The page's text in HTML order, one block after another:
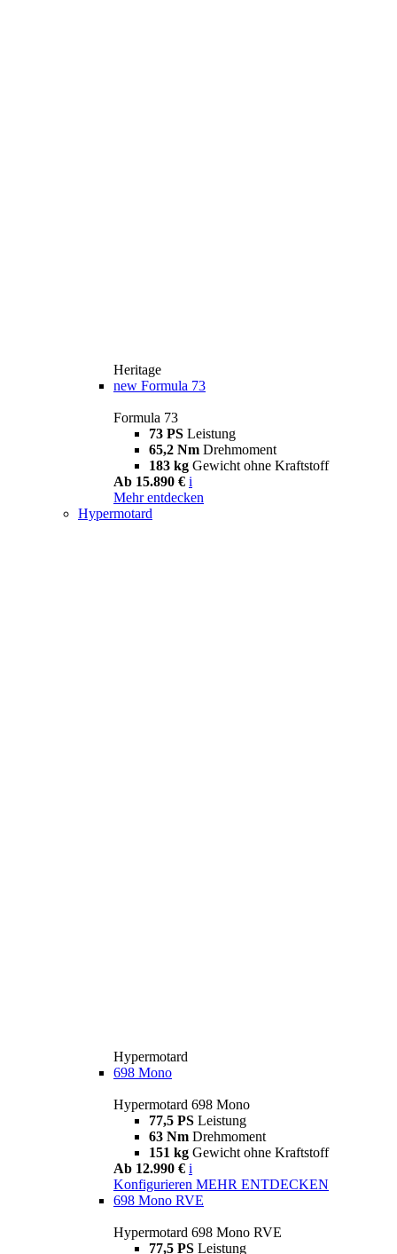
Heritage
new Formula 73
Formula 73
73 PS Leistung
65,2 Nm Drehmoment
183 kg Gewicht ohne Kraftstoff
Ab 15.890 € i
Mehr entdecken
Hypermotard
Hypermotard
698 Mono
Hypermotard 698 Mono
77,5 PS Leistung
63 Nm Drehmoment
151 kg Gewicht ohne Kraftstoff
Ab 12.990 € i
Konfigurieren MEHR ENTDECKEN
698 Mono RVE
Hypermotard 698 Mono RVE
77,5 PS Leistung